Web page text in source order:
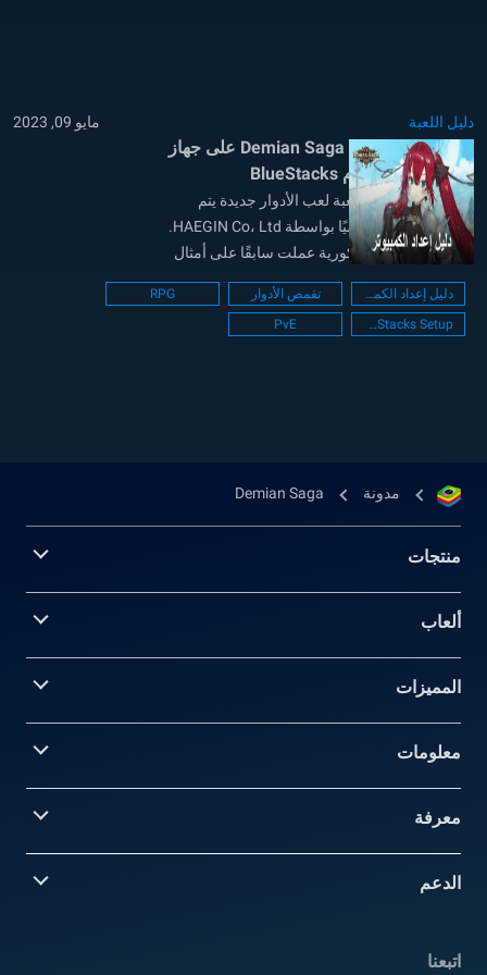
دليل اللعبة مايو 09, 2023
كيفية تثبيت ولعب Demian Saga على جهاز
الكمبيوتر باستخدام BlueStacks
Demian Saga هي لعبة لعب الأدوار جديدة يتم
تطويرها ونشرها عالميًا بواسطة HAEGIN Co، Ltd.
وهي شركة مطورة كورية عملت سابقًا على أمثال
OVERDOX و Homerun Clash و Extreme Golf
والألعاب الأكثر شهرة. يقال إن اللعبة مستوحاة من
العديد من الرسوم المتحركة والرسومات تصور هذه
دليل إعداد الكمبيوتر تقمص الأدوار
RPG
BlueStacks Setup
PvE
مدونة Demian Saga
منتجات
ألعاب
المميزات
معلومات‎
معرفة
الدعم
اتبعنا